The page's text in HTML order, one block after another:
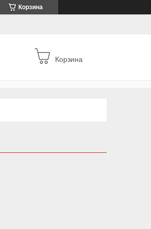
Корзина
Корзина